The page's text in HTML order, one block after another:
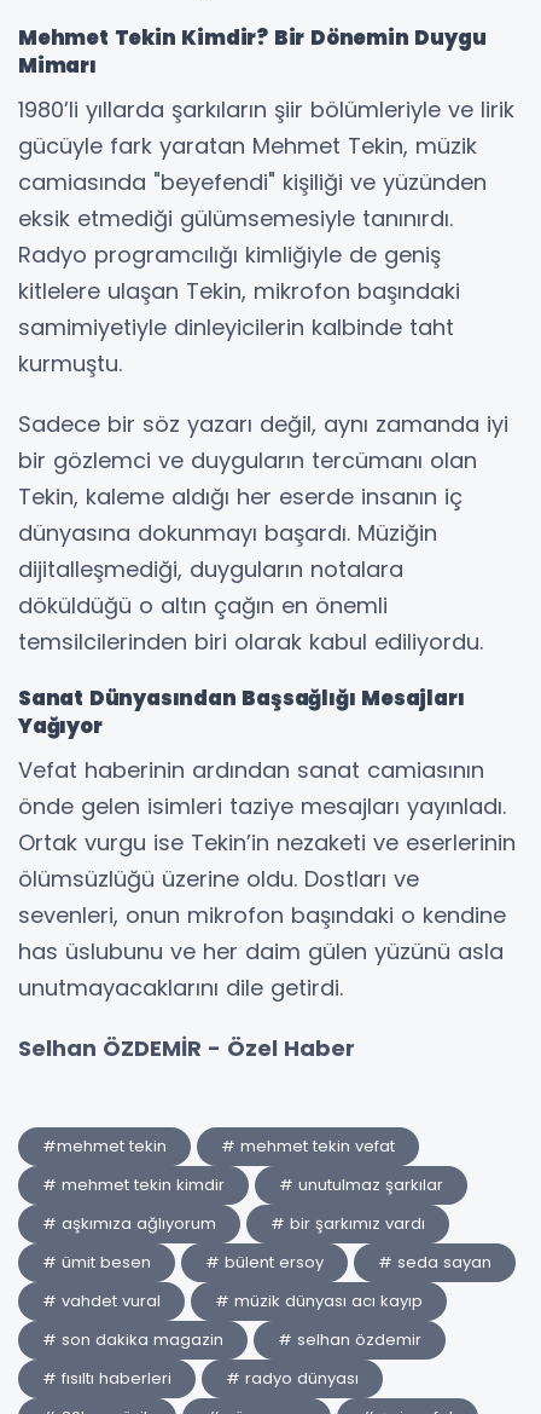
Mehmet Tekin Kimdir? Bir Dönemin Duygu
Mimarı
1980’li yıllarda şarkıların şiir bölümleriyle ve lirik
gücüyle fark yaratan Mehmet Tekin, müzik
camiasında "beyefendi" kişiliği ve yüzünden
eksik etmediği gülümsemesiyle tanınırdı.
Radyo programcılığı kimliğiyle de geniş
kitlelere ulaşan Tekin, mikrofon başındaki
samimiyetiyle dinleyicilerin kalbinde taht
kurmuştu.
Sadece bir söz yazarı değil, aynı zamanda iyi
bir gözlemci ve duyguların tercümanı olan
Tekin, kaleme aldığı her eserde insanın iç
dünyasına dokunmayı başardı. Müziğin
dijitalleşmediği, duyguların notalara
döküldüğü o altın çağın en önemli
temsilcilerinden biri olarak kabul ediliyordu.
Sanat Dünyasından Başsağlığı Mesajları
Yağıyor
Vefat haberinin ardından sanat camiasının
önde gelen isimleri taziye mesajları yayınladı.
Ortak vurgu ise Tekin’in nezaketi ve eserlerinin
ölümsüzlüğü üzerine oldu. Dostları ve
sevenleri, onun mikrofon başındaki o kendine
has üslubunu ve her daim gülen yüzünü asla
unutmayacaklarını dile getirdi.
Selhan ÖZDEMİR - Özel Haber
#mehmet tekin
# mehmet tekin vefat
# mehmet tekin kimdir
# unutulmaz şarkılar
# aşkımıza ağlıyorum
# bir şarkımız vardı
# ümit besen
# bülent ersoy
# seda sayan
# vahdet vural
# müzik dünyası acı kayıp
# son dakika magazin
# selhan özdemir
# fısıltı haberleri
# radyo dünyası